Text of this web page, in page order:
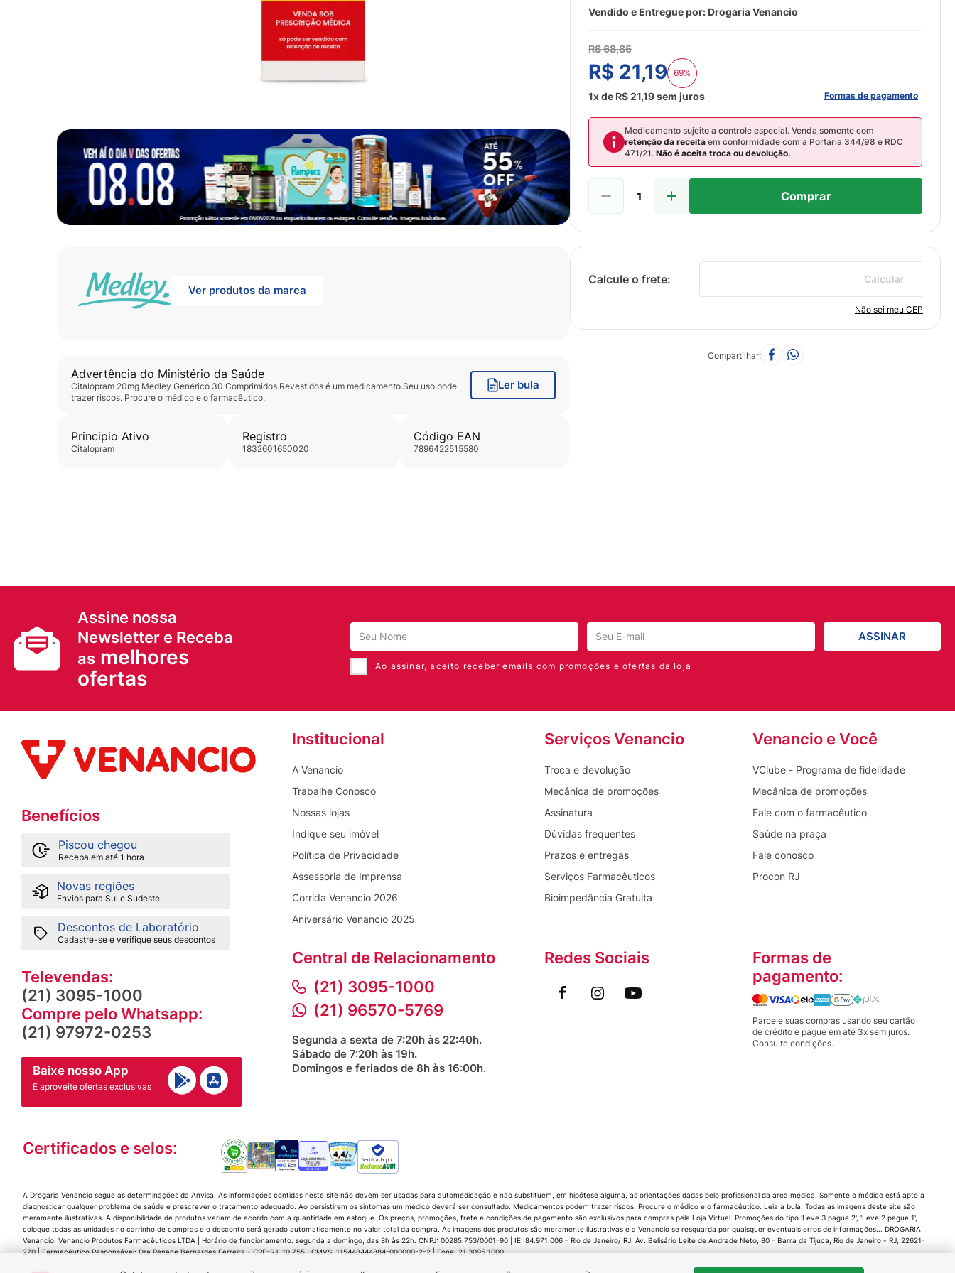
Vendido e Entregue por: Drogaria Venancio
R$68,85
R$ 21,19 69%
1x de R$ 21,19sem juros Formas de pagamento
Medicamento sujeito a controle especial. Venda somente com
retenção da receita em conformidade com a Portaria 344/98 e RDC
471/21.Não é aceita troca ou devolução.
Comprar
Não sei meu CEP
Calcular
Compartilhar
Ver produtos da marca
Advertência do Ministério da Saúde
Citalopram 20mg Medley Genérico 30 Comprimidos Revestidos é um medicamento.Seu uso pode
trazer riscos. Procure o médico e o farmacêutico.
Ler bula
Principio Ativo
citalopram
Registro
1832601650020
Código EAN
7896422515580
Assine nossa
Newsletter e Receba
as melhores
ofertas
ASSINAR
Ao assinar, aceito receber emails com promoções e ofertas da loja
Benefícios
Piscou chegou
Receba em até 1 hora
Novas regiões
Envios para Sul e Sudeste
Descontos de Laboratório
Cadastre-se e verifique seus descontos
Televendas:
(21) 3095-1000
Compre pelo Whatsapp:
(21) 97972-0253
Baixe nosso App
E aproveite ofertas exclusivas
Institucional
A Venancio
Trabalhe Conosco
Nossas lojas
Indique seu imóvel
Política de Privacidade
Assessoria de Imprensa
Corrida Venancio 2026
Aniversário Venancio 2025
Serviços Venancio
Troca e devolução
Mecânica de promoções
Assinatura
Dúvidas frequentes
Prazos e entregas
Serviços Farmacêuticos
Bioimpedância Gratuita
Venancio e Você
VClube - Programa de fidelidade
Mecânica de promoções
Fale com o farmacêutico
Saúde na praça
Fale conosco
Procon RJ
Central de Relacionamento
(21) 3095-1000
(21) 96570-5769
Segunda a sexta de 7:20h às 22:40h.
Sábado de 7:20h às 19h.
Domingos e feriados de 8h às 16:00h.
Redes Sociais
Formas de
pagamento:
Parcele suas compras usando seu cartão
de crédito e pague em até 3x sem juros.
Consulte condições.
Certificados e selos:
Verificada por
A Drogaria Venancio segue as determinações da Anvisa. As informações contidas neste site não devem ser usadas para automedicação e não substituem, em hipótese alguma, as orientações dadas pelo profissional da área médica. Somente o médico está apto a
diagnosticar qualquer problema de saúde e prescrever o tratamento adequado. Ao persistirem os sintomas um médico deverá ser consultado. Medicamentos podem trazer riscos. Procure o médico e o farmacêutico. Leia a bula. Todas as imagens deste site são
meramente ilustrativas. A disponibilidade de produtos variam de acordo com a quantidade em estoque. Os preços, promoções, frete e condições de pagamento são exclusivos para compras pela Loja Virtual. Promoções do tipo 'Leve 3 pague 2', 'Leve 2 pague 1',
coloque todas as unidades no carrinho de compras e o desconto será gerado automaticamente no valor total da compra. As imagens dos produtos são meramente ilustrativas e a Venancio se resguarda por quaisquer eventuais erros de informações... DROGARIA
Venancio. Venancio Produtos Farmacêuticos LTDA | Horário de funcionamento: segunda a domingo, das 8h às 22h. CNPJ: 00285.753/0001-90 | IE: 84.971.006 – Rio de Janeiro/ RJ. Av. Belisário Leite de Andrade Neto, 80 - Barra da Tijuca, Rio de Janeiro - RJ, 22621-
270 | Farmacêutico Responsável: Dra Renane Bernardes Ferreira - CRF-RJ: 10.755 | CMVS: 115448444884-000000-2-2 | Fone: 21 3095 1000